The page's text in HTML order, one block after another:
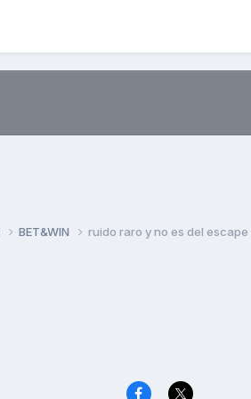
BET&WIN ruido raro y no es del escape